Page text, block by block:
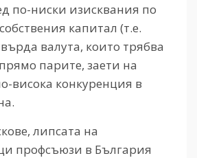
по-ниски изисквания по
капитал (т.е.
валута, които трябва
парите, заети на
висока конкуренция в
липсата на
профсъюзи в България